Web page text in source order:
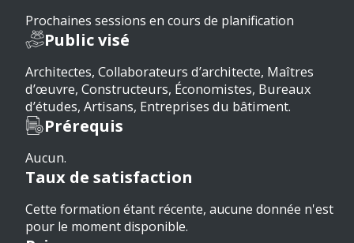
Prochaines sessions en cours de planification
Public visé
Architectes, Collaborateurs d’architecte, Maîtres
d’œuvre, Constructeurs, Économistes, Bureaux
d’études, Artisans, Entreprises du bâtiment.
Prérequis
Aucun.
Taux de satisfaction
Cette formation étant récente, aucune donnée n'est
pour le moment disponible.